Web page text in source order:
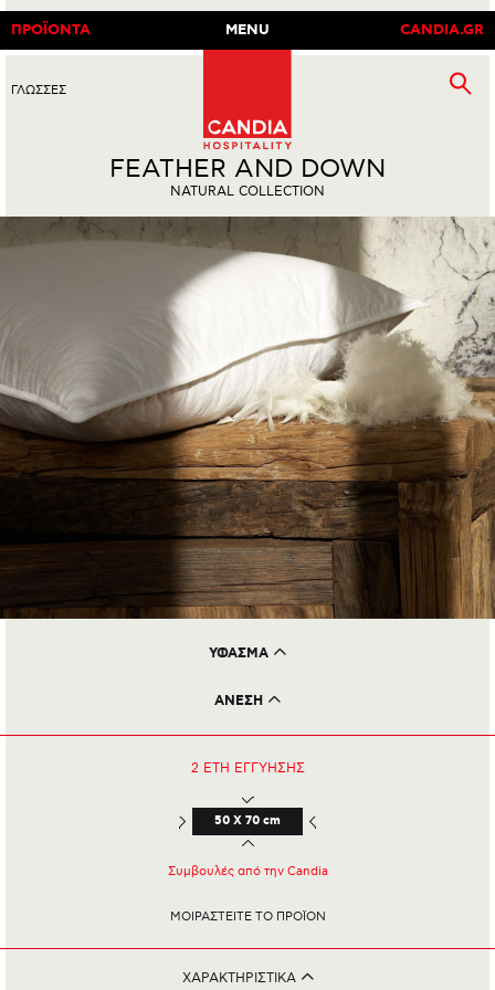
ΠΡΟΪΟΝΤΑ MENU CANDIA.GR
ΓΛΩΣΣΕΣ
EN| GR
FEATHER AND DOWN
NATURAL COLLECTION
ΥΦΑΣΜΑ
ΑΝΕΣΗ
2 ΕΤΗ ΕΓΓΥΗΣΗΣ
50 X 70 cm
Συμβουλές από την Candia
ΜΟΙΡΑΣΤΕΙΤΕ ΤΟ ΠΡΟΪΟΝ
ΧΑΡΑΚΤΗΡΙΣΤΙΚΑ